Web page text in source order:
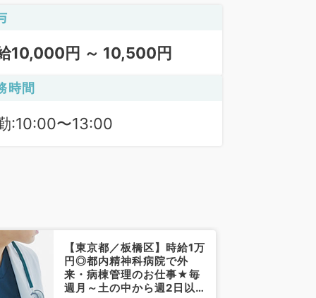
10,000円 ～ 10,500円
時間
:10:00〜13:00
【東京都／板橋区】時給1万
円◎都内精神科病院で外
来・病棟管理のお仕事★毎
週月～土の中から週2日以